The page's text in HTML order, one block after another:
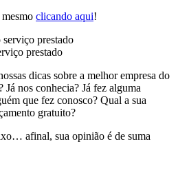
clicando aqui!
prestado
dicas sobre a melhor empresa do
nos conhecia? Já fez alguma
que fez conosco? Qual a sua
gratuito?
afinal, sua opinião é de suma